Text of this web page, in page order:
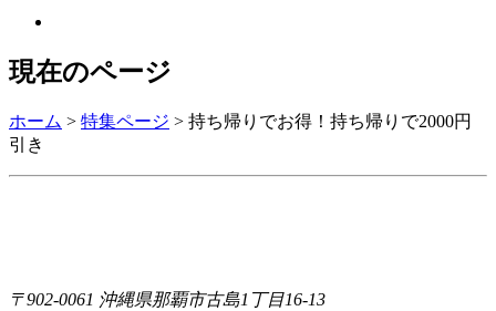
現在のページ
ホーム > 特集ページ > 持ち帰りでお得！持ち帰りで2000円
引き
〒902-0061 沖縄県那覇市古島1丁目16-13